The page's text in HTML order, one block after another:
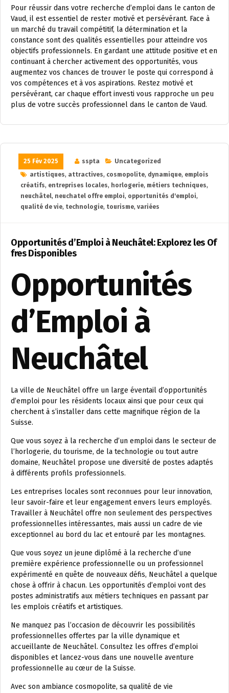
Pour réussir dans votre recherche d’emploi dans le canton de
Vaud, il est essentiel de rester motivé et persévérant. Face à
un marché du travail compétitif, la détermination et la
constance sont des qualités essentielles pour atteindre vos
objectifs professionnels. En gardant une attitude positive et en
continuant à chercher activement des opportunités, vous
augmentez vos chances de trouver le poste qui correspond à
vos compétences et à vos aspirations. Restez motivé et
persévérant, car chaque effort investi vous rapproche un peu
plus de votre succès professionnel dans le canton de Vaud.
25 Fév 2025 sspta
Uncategorized
artistiques, attractives, cosmopolite, dynamique, emplois
créatifs, entreprises locales, horlogerie, métiers techniques,
neuchâtel, neuchatel offre emploi, opportunités d'emploi,
qualité de vie, technologie, tourisme, variées
Opportunités d’Emploi à Neuchâtel: Explorez les Of
fres Disponibles
Opportunités
d’Emploi à
Neuchâtel
La ville de Neuchâtel offre un large éventail d’opportunités
d’emploi pour les résidents locaux ainsi que pour ceux qui
cherchent à s’installer dans cette magnifique région de la
Suisse.
Que vous soyez à la recherche d’un emploi dans le secteur de
l’horlogerie, du tourisme, de la technologie ou tout autre
domaine, Neuchâtel propose une diversité de postes adaptés
à différents profils professionnels.
Les entreprises locales sont reconnues pour leur innovation,
leur savoir-faire et leur engagement envers leurs employés.
Travailler à Neuchâtel offre non seulement des perspectives
professionnelles intéressantes, mais aussi un cadre de vie
exceptionnel au bord du lac et entouré par les montagnes.
Que vous soyez un jeune diplômé à la recherche d’une
première expérience professionnelle ou un professionnel
expérimenté en quête de nouveaux défis, Neuchâtel a quelque
chose à offrir à chacun. Les opportunités d’emploi vont des
postes administratifs aux métiers techniques en passant par
les emplois créatifs et artistiques.
Ne manquez pas l’occasion de découvrir les possibilités
professionnelles offertes par la ville dynamique et
accueillante de Neuchâtel. Consultez les offres d’emploi
disponibles et lancez-vous dans une nouvelle aventure
professionnelle au cœur de la Suisse.
Avec son ambiance cosmopolite, sa qualité de vie